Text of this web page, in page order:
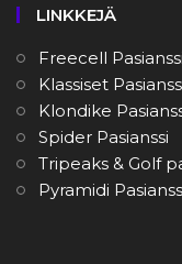
LINKKEJÄ
Freecell Pasianssi
Klassiset
Klondike
Spider Pasianssi
Tripeaks & Golf
Pyramidi